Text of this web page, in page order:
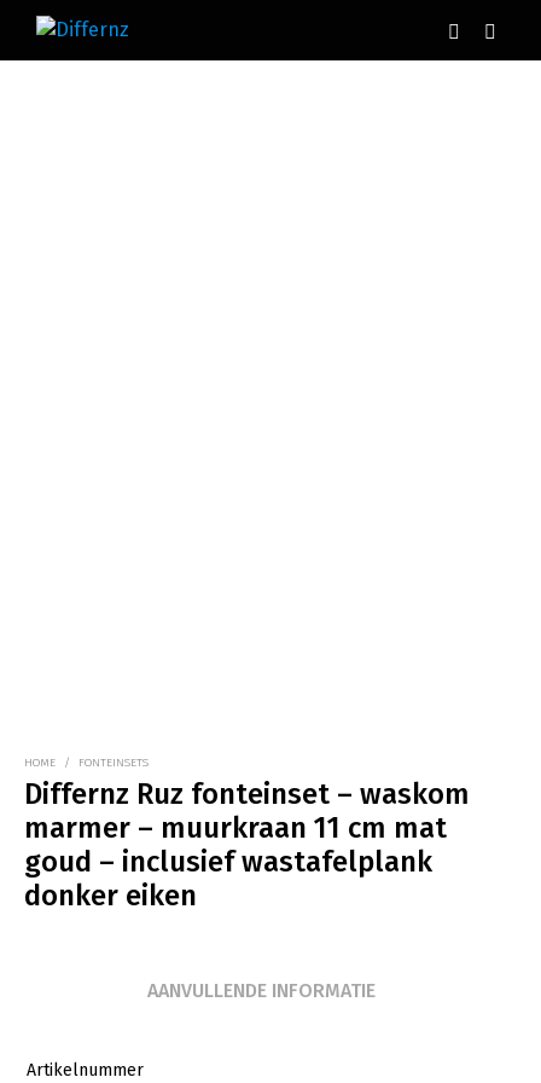
HOME / FONTEINSETS
Differnz Ruz fonteinset – waskom
marmer – muurkraan 11 cm mat
goud – inclusief wastafelplank
donker eiken
AANVULLENDE INFORMATIE
Artikelnummer